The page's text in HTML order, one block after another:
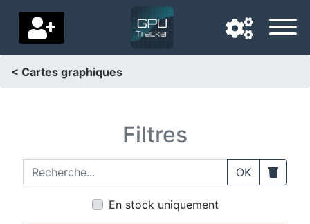
Accueil
Baisses de prix
Paramètres
< Cartes graphiques
Filtres
Recherche... OK Clear
En stock uniquement